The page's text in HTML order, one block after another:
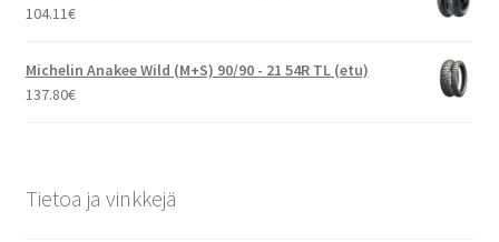
104.11€
Michelin Anakee Wild (M+S) 90/90 - 21 54R TL (etu)
137.80€
Tietoa ja vinkkejä